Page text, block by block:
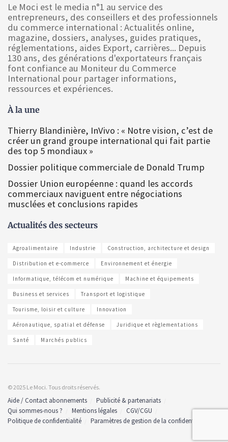
Le Moci est le media n°1 au service des
entrepreneurs, des conseillers et des professionnels
du commerce international : Actualités online,
magazine, dossiers, analyses, guides pratiques,
réglementations, aides Export, carrières... Depuis
130 ans, des générations d'exportateurs français
font confiance au Moniteur du Commerce
International pour partager informations,
ressources et expériences.
À la une
Thierry Blandinière, InVivo : « Notre vision, c’est de
créer un grand groupe international qui fait partie
des top 5 mondiaux »
Dossier politique commerciale de Donald Trump
Dossier Union européenne : quand les accords
commerciaux naviguent entre négociations
musclées et conclusions rapides
Actualités des secteurs
Agroalimentaire Industrie Construction, architecture et design
Distribution et e-commerce Environnement et énergie
Informatique, télécom et numérique Machine et équipements
Business et services Transport et logistique
Tourisme, loisir et culture Innovation
Aéronautique, spatial et défense Juridique et règlementations
Santé Marchés publics
© 2025 Le Moci. Tous droits réservés.
Aide / Contact abonnements
Publicité & partenariats
Qui sommes-nous ?
Mentions légales
CGV/CGU
Politique de confidentialité
Paramètres de gestion de la confidentialité